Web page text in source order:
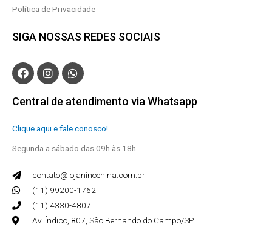
Política de Privacidade
SIGA NOSSAS REDES SOCIAIS
Central de atendimento via Whatsapp
Clique aqui e fale conosco!
Segunda a sábado das 09h às 18h
contato@lojaninoenina.com.br
(11) 99200-1762
(11) 4330-4807
Av. Índico, 807, São Bernando do Campo/SP